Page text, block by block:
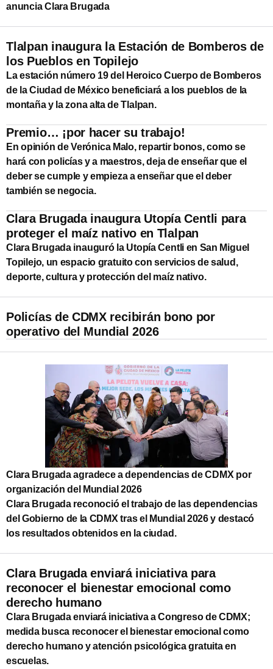
anuncia Clara Brugada
Tlalpan inaugura la Estación de Bomberos de
los Pueblos en Topilejo
La estación número 19 del Heroico Cuerpo de Bomberos
de la Ciudad de México beneficiará a los pueblos de la
montaña y la zona alta de Tlalpan.
Premio… ¡por hacer su trabajo!
En opinión de Verónica Malo, repartir bonos, como se
hará con policías y a maestros, deja de enseñar que el
deber se cumple y empieza a enseñar que el deber
también se negocia.
Clara Brugada inaugura Utopía Centli para
proteger el maíz nativo en Tlalpan
Clara Brugada inauguró la Utopía Centli en San Miguel
Topilejo, un espacio gratuito con servicios de salud,
deporte, cultura y protección del maíz nativo.
Policías de CDMX recibirán bono por
operativo del Mundial 2026
Clara Brugada agradece a dependencias de CDMX por
organización del Mundial 2026
Clara Brugada reconoció el trabajo de las dependencias
del Gobierno de la CDMX tras el Mundial 2026 y destacó
los resultados obtenidos en la ciudad.
Clara Brugada enviará iniciativa para
reconocer el bienestar emocional como
derecho humano
Clara Brugada enviará iniciativa a Congreso de CDMX;
medida busca reconocer el bienestar emocional como
derecho humano y atención psicológica gratuita en
escuelas.